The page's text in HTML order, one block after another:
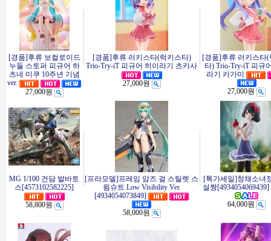
[경품]후류 보컬로이드
누들 스토퍼 피규어 하
츠네 미쿠 10주년 기념
ver.
27,000원
[경품]후류 러키스타(럭키스타)
Trio-Try-iT 피규어 히이라기 츠카사
27,000원
[경품]후류 러키스타(
타) Trio-Try-iT 피규
라기 카가미
27,000원
MG 1/100 건담 발바토
스[4573102582225]
58,800원
[프라모델]프레임 암즈 걸 스틸렛 스
윔슈트 Low Visibility Ver.
[4934054073849]
58,000원
[특가세일]창채소녀
설짱[4934054069439]
64,000원